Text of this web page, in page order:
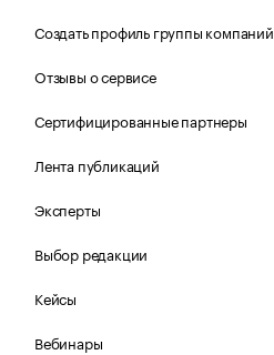
Создать профиль группы компаний
Отзывы о сервисе
Сертифицированные партнеры
Лента публикаций
Эксперты
Выбор редакции
Кейсы
Вебинары